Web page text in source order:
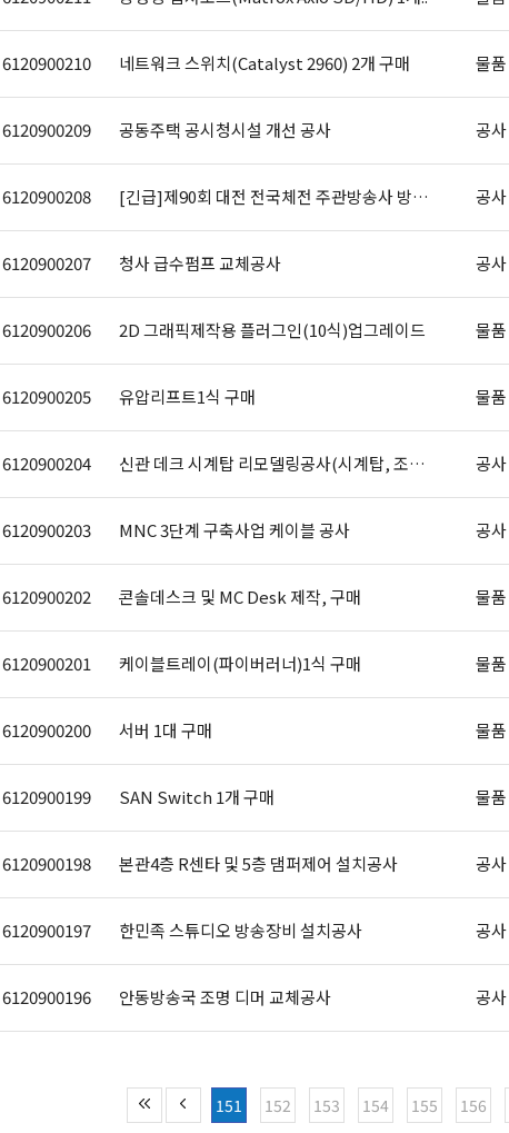
6120900210 네트워크 스위치(Catalyst 2960) 2개 구매 물품
6120900209 공동주택 공시청시설 개선 공사 공사
6120900208 [긴급]제90회 대전 전국체전 주관방송사 방송센터 시설.. 공사
6120900207 청사 급수펌프 교체공사 공사
6120900206 2D 그래픽제작용 플러그인(10식)업그레이드 물품
6120900205 유압리프트1식 구매 물품
6120900204 신관 데크 시계탑 리모델링공사(시계탑, 조형물) 공사
6120900203 MNC 3단계 구축사업 케이블 공사 공사
6120900202 콘솔데스크 및 MC Desk 제작, 구매 물품
6120900201 케이블트레이(파이버러너)1식 구매 물품
6120900200 서버 1대 구매 물품
6120900199 SAN Switch 1개 구매 물품
6120900198 본관4층 R센타 및 5층 댐퍼제어 설치공사 공사
6120900197 한민족 스튜디오 방송장비 설치공사 공사
6120900196 안동방송국 조명 디머 교체공사 공사
151 152 153 154 155 156